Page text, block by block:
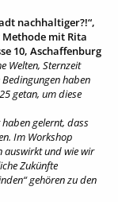
nachhaltiger?!“,
mit Rita
10, Aschaffenburg
Welten, Sternzeit
haben
getan, um diese
gelernt, dass
Im Workshop
auswirkt und wie wir
Zukünfte
gehören zu den